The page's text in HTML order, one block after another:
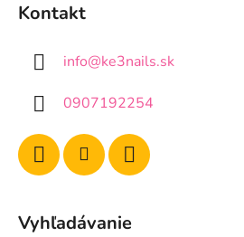
Kontakt
info@ke3nails.sk
0907192254
Vyhľadávanie